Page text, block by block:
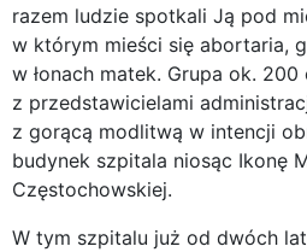
razem ludzie spotkali Ją pod
w którym mieści się abortaria,
w łonach matek. Grupa ok. 200
z przedstawicielami
z gorącą modlitwą w intencji
budynek szpitala niosąc Ikonę
Częstochowskiej.
W tym szpitalu już od dwóch